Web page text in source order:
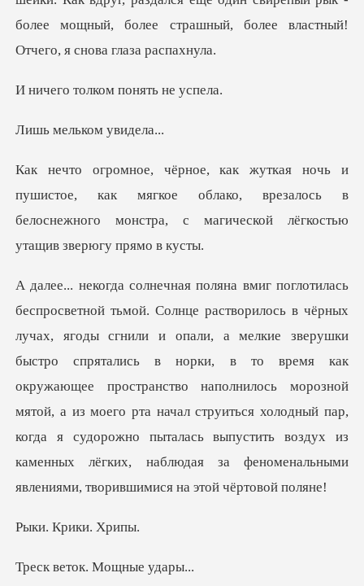
бол
лком понять
льком у
е, как мягкое облако, врезалось в
белоснежного монстр
верушки
быстро спрятались в норки, в то время как
окружающее пространство наполнилось морозной
мятой, а из моего рта начал струиться холодный
Крики.
ок. Мощны